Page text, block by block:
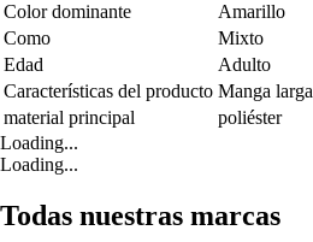
Color dominante
Amarillo
Como
Mixto
Edad
Adulto
Características del producto Manga larga
material principal
poliéster
Loading...
Loading...
Todas nuestras marcas